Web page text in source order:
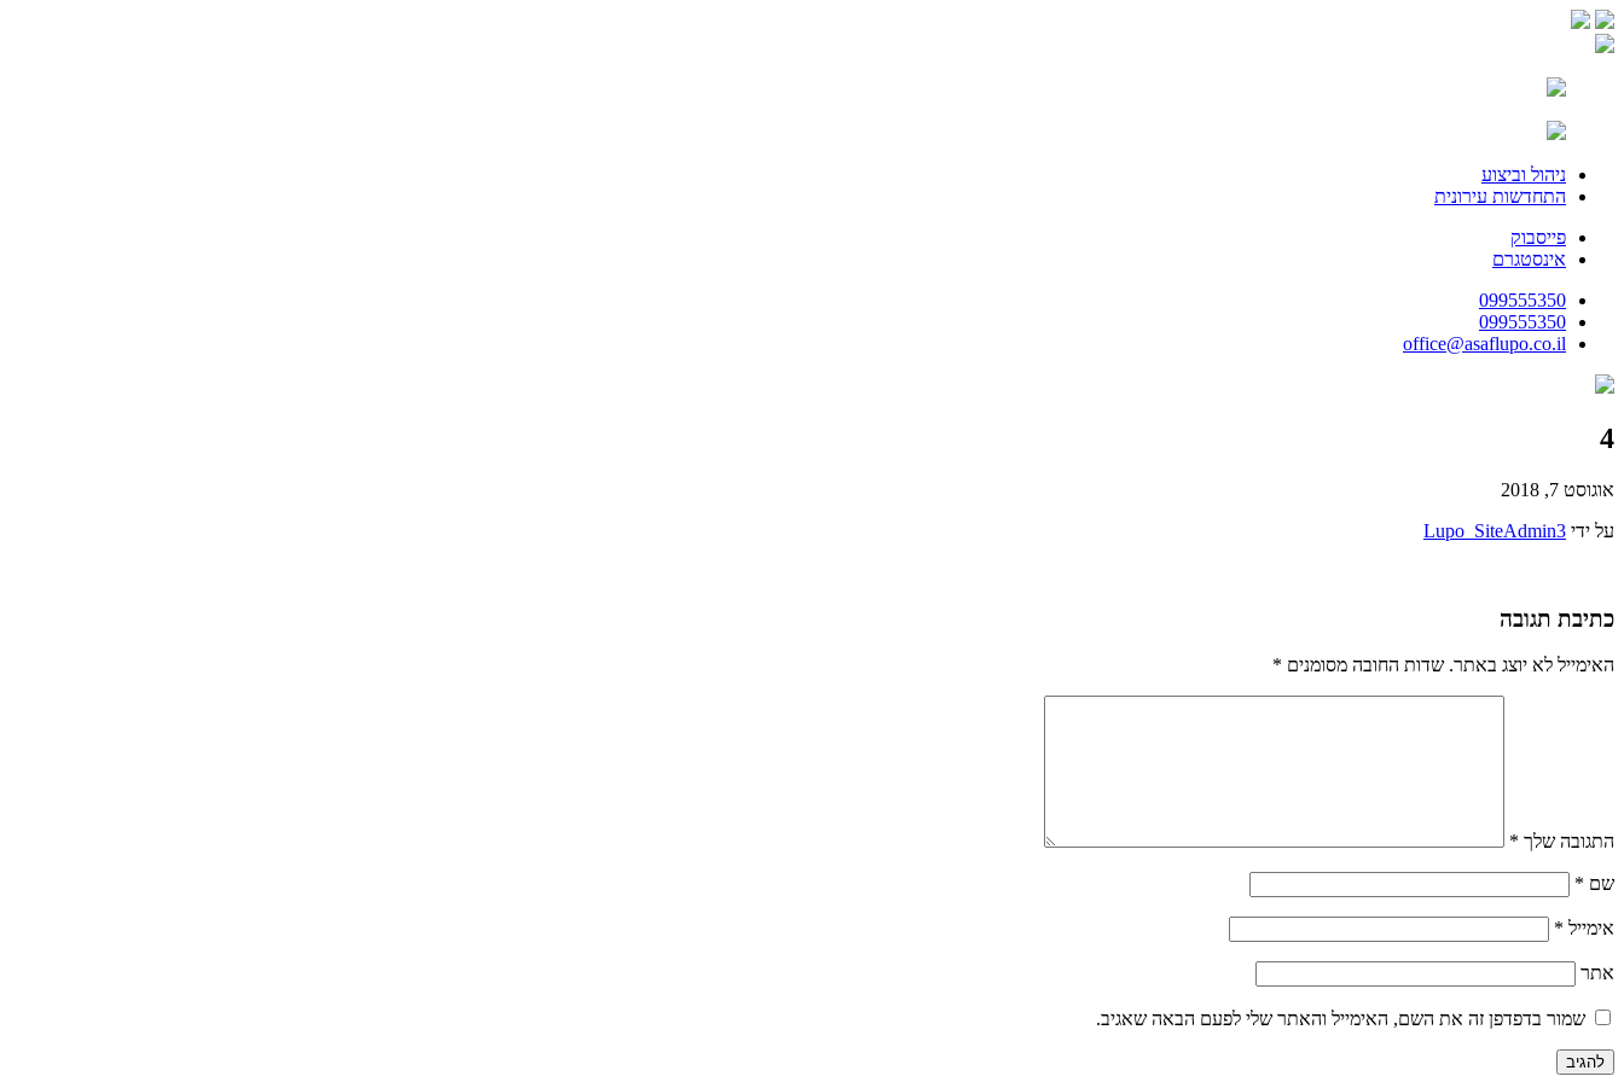
ניהול וביצוע
התחדשות עירונית
פייסבוק
אינסטגרם
099555350
099555350
office@asaflupo.co.il
4
אוגוסט 7, 2018
על ידי Lupo_SiteAdmin3
כתיבת תגובה
האימייל לא יוצג באתר. שדות החובה מסומנים *
התגובה שלך *
שם *
אימייל *
אתר
שמור בדפדפן זה את השם, האימייל והאתר שלי לפעם הבאה שאגיב.